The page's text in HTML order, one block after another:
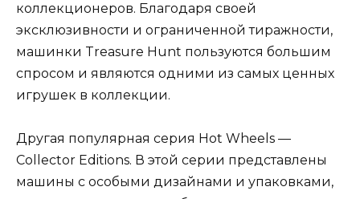
коллекционеров. Благодаря своей
эксклюзивности и ограниченной тиражности,
машинки Treasure Hunt пользуются большим
спросом и являются одними из самых ценных
игрушек в коллекции.
Другая популярная серия Hot Wheels —
Collector Editions. В этой серии представлены
машины с особыми дизайнами и упаковками,